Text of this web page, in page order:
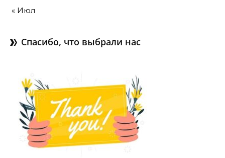
« Июл
Спасибо, что выбрали нас